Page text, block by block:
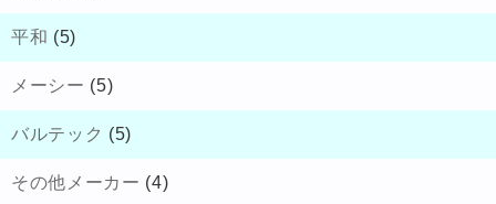
平和 (5)
メーシー (5)
バルテック (5)
その他メーカー (4)